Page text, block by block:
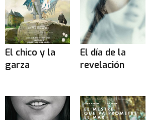
El chico y la
garza
El día de la
revelación